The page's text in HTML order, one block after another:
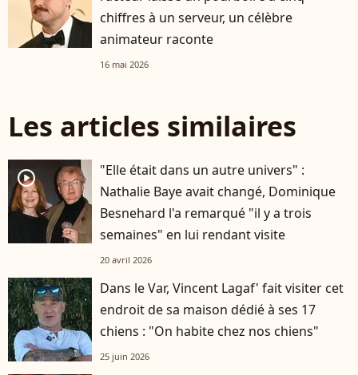
chiffres à un serveur, un célèbre
animateur raconte
16 mai 2026
Les articles similaires
player2
"Elle était dans un autre univers" :
Nathalie Baye avait changé, Dominique
Besnehard l'a remarqué "il y a trois
semaines" en lui rendant visite
20 avril 2026
Dans le Var, Vincent Lagaf' fait visiter cet
endroit de sa maison dédié à ses 17
chiens : "On habite chez nos chiens"
25 juin 2026